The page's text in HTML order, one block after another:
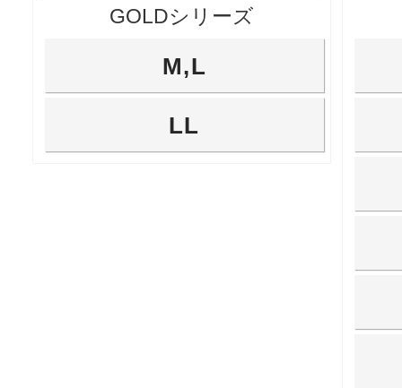
GOLDシリーズ
M,L
LL